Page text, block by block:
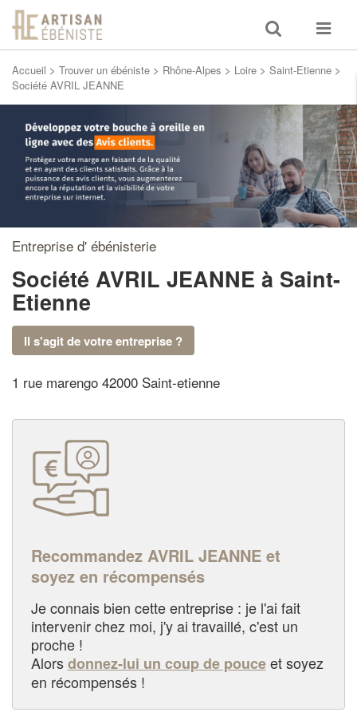
Toggle
search
Toggle
Accueil > Trouver un ébéniste > Rhône-Alpes > Loire > Saint-Etienne >
Société AVRIL JEANNE
Entreprise d' ébénisterie
Société AVRIL JEANNE à Saint-
Etienne
Il s'agit de votre entreprise ?
1 rue marengo 42000 Saint-etienne
Recommandez AVRIL JEANNE et
soyez en récompensés
Je connais bien cette entreprise : je l'ai fait
intervenir chez moi, j'y ai travaillé, c'est un
proche !
Alorsdonnez-lui un coup de pouceet soyez
en récompensés !